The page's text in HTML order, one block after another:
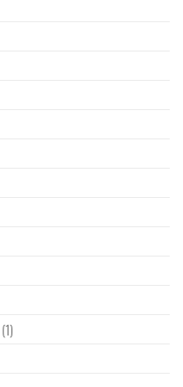
(1)